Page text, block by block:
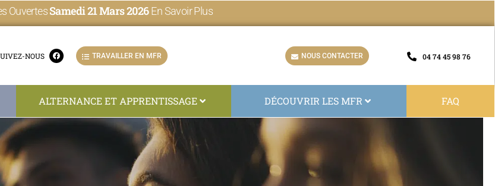
OuvertesSamedi 21 Mars 2026En Savoir Plus
NOUS TRAVAILLER EN MFR NOUS CONTACTER 04 74 45 98 76
ALTERNANCE ET APPRENTISSAGE DÉCOUVRIR LES MFR FAQ